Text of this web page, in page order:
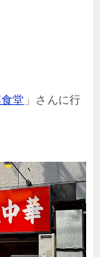
堂 」さんに行